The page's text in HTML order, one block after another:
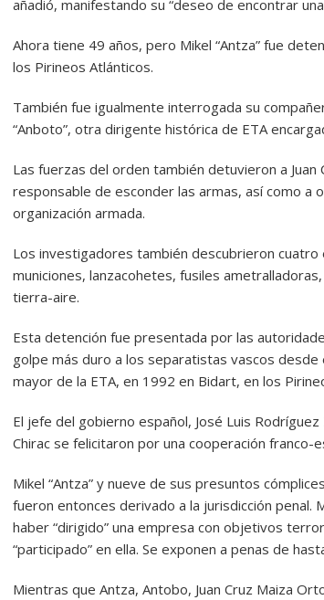
añadió, manifestando su “deseo de encontrar
Ahora tiene 49 años, pero Mikel “Antza” fue
los Pirineos Atlánticos.
También fue igualmente interrogada su
“Anboto”, otra dirigente histórica de ETA
Las fuerzas del orden también detuvieron a
responsable de esconder las armas, así como
organización armada.
Los investigadores también descubrieron
municiones, lanzacohetes, fusiles
tierra-aire.
Esta detención fue presentada por las
golpe más duro a los separatistas vascos
mayor de la ETA, en 1992 en Bidart, en los
El jefe del gobierno español, José Luis
Chirac se felicitaron por una cooperación franco-
Mikel “Antza” y nueve de sus presuntos
fueron entonces derivado a la jurisdicción penal.
haber “dirigido” una empresa con objetivos
“participado” en ella. Se exponen a penas de
Mientras que Antza, Antobo, Juan Cruz Maiza